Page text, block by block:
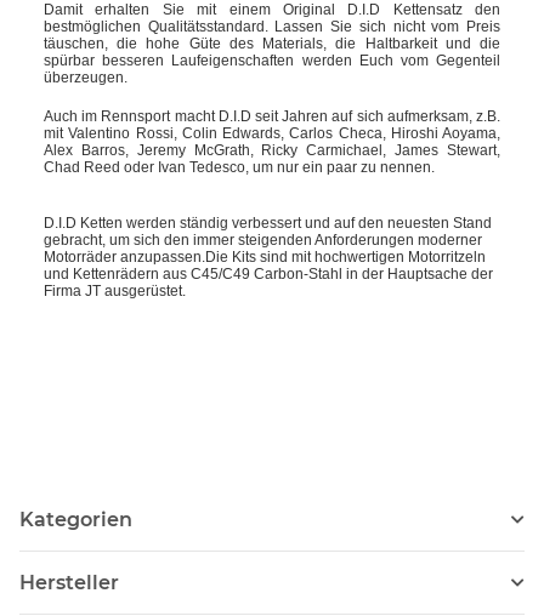
Damit erhalten Sie mit einem Original D.I.D Kettensatz den
bestmöglichen Qualitätsstandard. Lassen Sie sich nicht vom Preis
täuschen, die hohe Güte des Materials, die Haltbarkeit und die
spürbar besseren Laufeigenschaften werden Euch vom Gegenteil
überzeugen.
Auch im Rennsport macht D.I.D seit Jahren auf sich aufmerksam, z.B.
mit Valentino Rossi, Colin Edwards, Carlos Checa, Hiroshi Aoyama,
Alex Barros, Jeremy McGrath, Ricky Carmichael, James Stewart,
Chad Reed oder Ivan Tedesco, um nur ein paar zu nennen.
D.I.D Ketten werden ständig verbessert und auf den neuesten Stand
gebracht, um sich den immer steigenden Anforderungen moderner
Motorräder anzupassen.Die Kits sind mit hochwertigen Motorritzeln
und Kettenrädern aus C45/C49 Carbon-Stahl in der Hauptsache der
Firma JT ausgerüstet.
Kategorien
Hersteller